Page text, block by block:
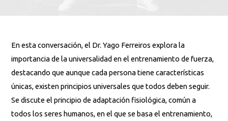
En esta conversación, el Dr. Yago Ferreiros explora la
importancia de la universalidad en el entrenamiento de fuerza,
destacando que aunque cada persona tiene características
únicas, existen principios universales que todos deben seguir.
Se discute el principio de adaptación fisiológica, común a
todos los seres humanos, en el que se basa el entrenamiento,